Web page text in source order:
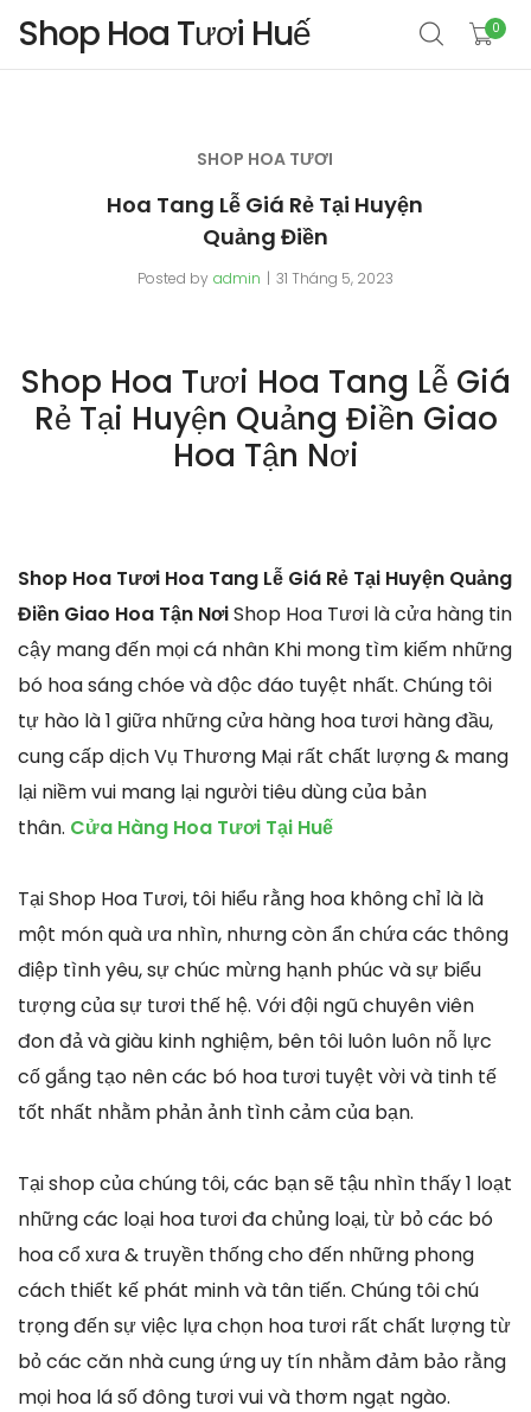
Shop Hoa Tươi Huế 0
SHOP HOA TƯƠI
Hoa Tang Lễ Giá Rẻ Tại Huyện
Quảng Điền
Posted by admin 31 Tháng 5, 2023
Shop Hoa Tươi Hoa Tang Lễ Giá
Rẻ Tại Huyện Quảng Điền Giao
Hoa Tận Nơi
Shop Hoa Tươi Hoa Tang Lễ Giá Rẻ Tại Huyện Quảng
Điền Giao Hoa Tận NơiShop Hoa Tươi là cửa hàng tin
cậy mang đến mọi cá nhân Khi mong tìm kiếm những
bó hoa sáng chóe và độc đáo tuyệt nhất. Chúng tôi
tự hào là 1 giữa những cửa hàng hoa tươi hàng đầu,
cung cấp dịch Vụ Thương Mại rất chất lượng & mang
lại niềm vui mang lại người tiêu dùng của bản
thân. Cửa Hàng Hoa Tươi Tại Huế
Tại Shop Hoa Tươi, tôi hiểu rằng hoa không chỉ là là
một món quà ưa nhìn, nhưng còn ẩn chứa các thông
điệp tình yêu, sự chúc mừng hạnh phúc và sự biểu
tượng của sự tươi thế hệ. Với đội ngũ chuyên viên
đon đả và giàu kinh nghiệm, bên tôi luôn luôn nỗ lực
cố gắng tạo nên các bó hoa tươi tuyệt vời và tinh tế
tốt nhất nhằm phản ảnh tình cảm của bạn.
Tại shop của chúng tôi, các bạn sẽ tậu nhìn thấy 1 loạt
những các loại hoa tươi đa chủng loại, từ bỏ các bó
hoa cổ xưa & truyền thống cho đến những phong
cách thiết kế phát minh và tân tiến. Chúng tôi chú
trọng đến sự việc lựa chọn hoa tươi rất chất lượng từ
bỏ các căn nhà cung ứng uy tín nhằm đảm bảo rằng
mọi hoa lá số đông tươi vui và thơm ngạt ngào.